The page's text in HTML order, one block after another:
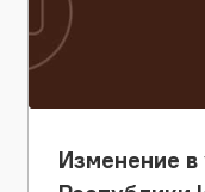
Изменение в